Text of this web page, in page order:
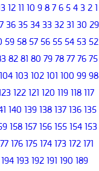
1
2
3
4
5
6
7
8
9
10
11
12
29
30
31
32
33
34
35
36
52
53
54
55
56
57
58
59
75
76
77
78
79
80
81
82
98
99
100
101
102
103
104
117
118
119
120
121
122
135
136
137
138
139
140
153
154
155
156
157
158
171
172
173
174
175
176
189
190
191
192
193
194